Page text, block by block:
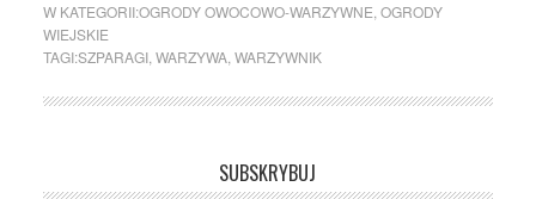
W KATEGORII:OGRODY OWOCOWO-WARZYWNE OGRODY
WIEJSKIE
TAGI:SZPARAGI, WARZYWA, WARZYWNIK
SUBSKRYBUJ